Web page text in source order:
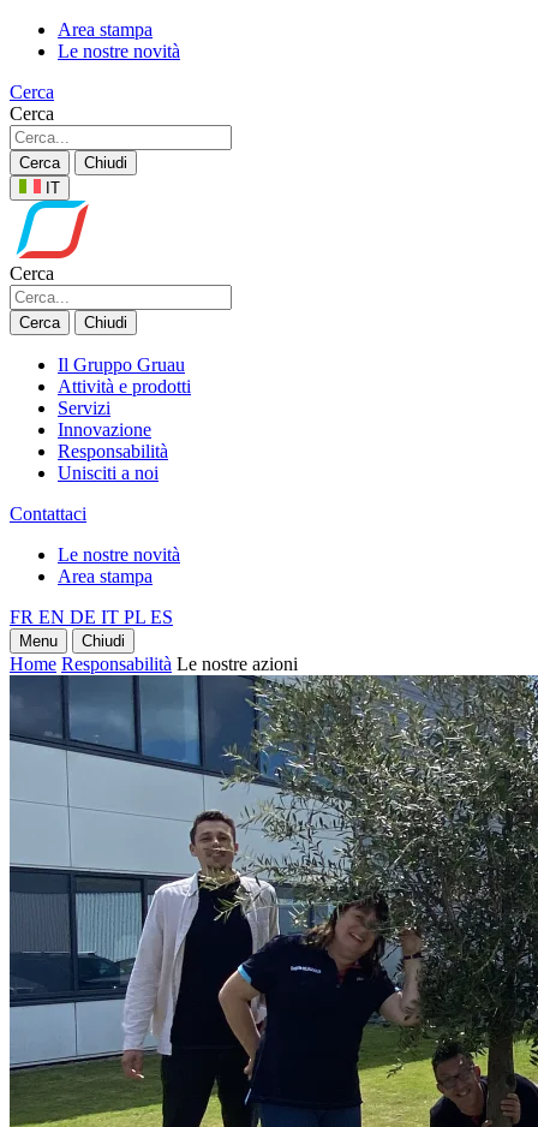
Area stampa
Le nostre novità
Cerca
Cerca
Cerca
Chiudi
IT
Cerca
Cerca Chiudi
Il Gruppo Gruau
Attività e prodotti
Servizi
Innovazione
Responsabilità
Unisciti a noi
Contattaci
Le nostre novità
Area stampa
FR EN DE IT PL ES
Menu Chiudi
Home Responsabilità Le nostre azioni